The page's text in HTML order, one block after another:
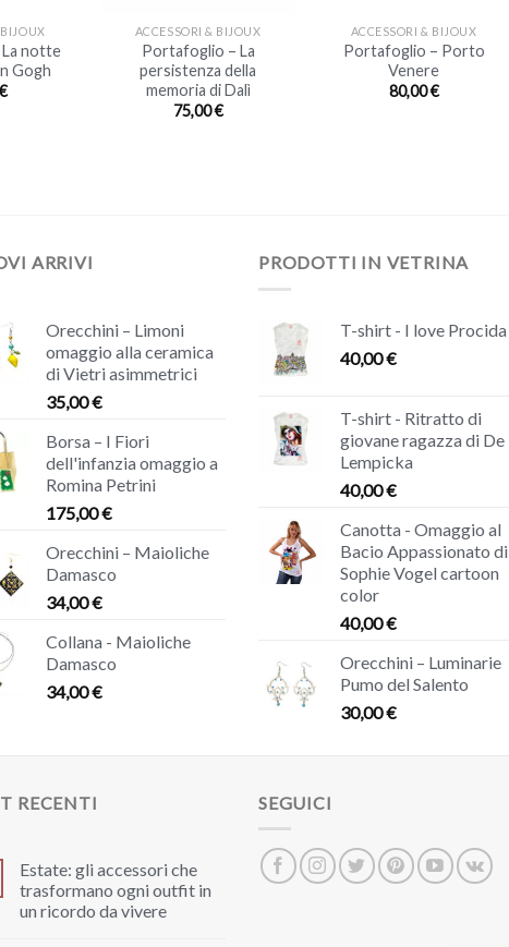
notte
Gogh
ACCESSORI & BIJOUX
Portafoglio – La
persistenza della
memoria di Dalì
75,00€
ACCESSORI & BIJOUX
Portafoglio – Porto
Venere
80,00€
ARRIVI
Orecchini – Limoni
omaggio alla ceramica
di Vietri asimmetrici
35,00€
Borsa – I Fiori
dell'infanzia omaggio a
Romina Petrini
175,00€
Orecchini – Maioliche
Damasco
34,00€
Collana - Maioliche
Damasco
34,00€
PRODOTTI IN VETRINA
T-shirt - I love Procida
40,00€
T-shirt - Ritratto di
giovane ragazza di De
Lempicka
40,00€
Canotta - Omaggio al
Bacio Appassionato di
Sophie Vogel cartoon
color
40,00€
Orecchini – Luminarie
Pumo del Salento
30,00€
RECENTI
Estate: gli accessori che
trasformano ogni outfit in
un ricordo da vivere
SEGUICI